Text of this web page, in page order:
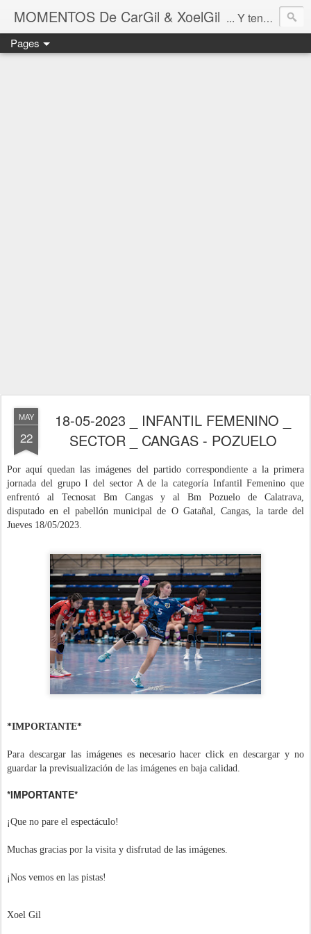
MOMENTOS De CarGil & XoelGil ... Y tengan cuidado ahí fuera, por favor.
Pages
MAY
22
18-05-2023 _ INFANTIL FEMENINO _
SECTOR _ CANGAS - POZUELO
Por aquí quedan las imágenes del partido correspondiente a la primera
jornada del grupo I del sector A de la categoría Infantil Femenino que
enfrentó al Tecnosat Bm Cangas y al Bm Pozuelo de Calatrava,
disputado en el pabellón municipal de O Gatañal, Cangas, la tarde del
Jueves 18/05/2023.
*IMPORTANTE*
Para descargar las imágenes es necesario hacer click en descargar y no
guardar la previsualización de las imágenes en baja calidad.
*IMPORTANTE*
¡Que no pare el espectáculo!
Muchas gracias por la visita y disfrutad de las imágenes.
¡Nos vemos en las pistas!
Xoel Gil